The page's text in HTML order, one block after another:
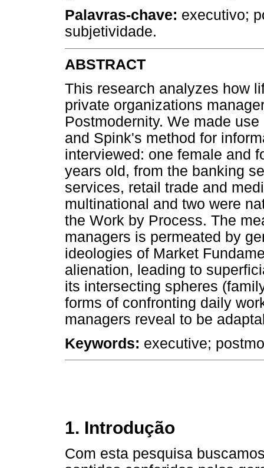
Palavras-chave: executivo;
subjetividade.
ABSTRACT
This research analyzes how
private organizations
Postmodernity. We made
and Spink's method for
interviewed: one female and
years old, from the banking
services, retail trade and
multinational and two were
the Work by Process. The
managers is permeated by
ideologies of Market
alienation, leading to
its intersecting spheres
forms of confronting daily
managers reveal to be
Keywords: executive;
1. Introdução
Com esta pesquisa